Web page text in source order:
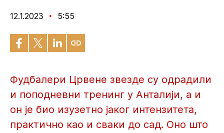
12.1.2023 5:55
Фудбалери Црвене звезде су одрадили
и поподневни тренинг у Анталији, а и
он је био изузетно јаког интензитета,
практично као и сваки до сад. Оно што